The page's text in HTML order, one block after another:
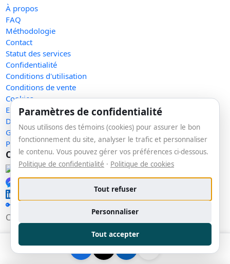
À propos
FAQ
Méthodologie
Contact
Statut des services
Confidentialité
Conditions d'utilisation
Conditions de vente
Cookies
Exercer mes droits
Demande de retrait
Gérer les témoins
Plan du site
Communauté
Facebook
Messenger
🔑 Se connecter
Copyright © 2026 La veille. Tous droits réservés.
MEMORA solutions· Entreprise canadienne 🍁
Certains liens sont des liens d'affiliation. Nous pouvons recevoir une commission sans
Paramètres de confidentialité
Nous utilisons des témoins (cookies) pour assurer le bon
fonctionnement du site, analyser le trafic et personnaliser
le contenu. Vous pouvez gérer vos préférences ci-dessous.
Politique de confidentialité · Politique de cookies
Tout refuser
Personnaliser
Tout accepter